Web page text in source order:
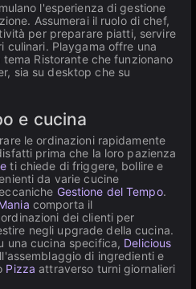
l'esperienza di gestione
Assumerai il ruolo di chef,
per preparare piatti, servire
culinari. Playgama offre una
Ristorante che funzionano
sia su desktop che su
e cucina
le ordinazioni rapidamente
prima che la loro pazienza
ti chiede di friggere, bollire e
da varie cucine
Gestione del Tempo.
comporta il
dei clienti per
negli upgrade della cucina.
una cucina specifica, Delicious
di ingredienti e
Pizza attraverso turni giornalieri